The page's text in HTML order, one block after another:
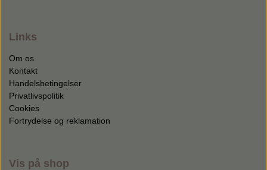
Links
Om os
Kontakt
Handelsbetingelser
Privatlivspolitik
Cookies
Fortrydelse og reklamation
Vis på shop